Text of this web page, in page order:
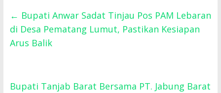
← Bupati Anwar Sadat Tinjau Pos PAM Lebaran
di Desa Pematang Lumut, Pastikan Kesiapan
Arus Balik
Bupati Tanjab Barat Bersama PT. Jabung Barat